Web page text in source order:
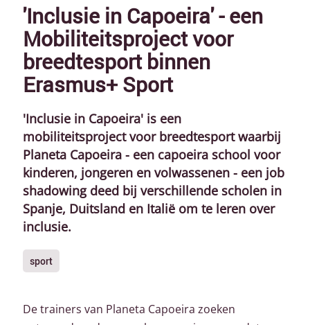
'Inclusie in Capoeira' - een
Mobiliteitsproject voor
breedtesport binnen
Erasmus+ Sport
'Inclusie in Capoeira' is een
mobiliteitsproject voor breedtesport waarbij
Planeta Capoeira - een capoeira school voor
kinderen, jongeren en volwassenen - een job
shadowing deed bij verschillende scholen in
Spanje, Duitsland en Italië om te leren over
inclusie.
sport
De trainers van Planeta Capoeira zoeken